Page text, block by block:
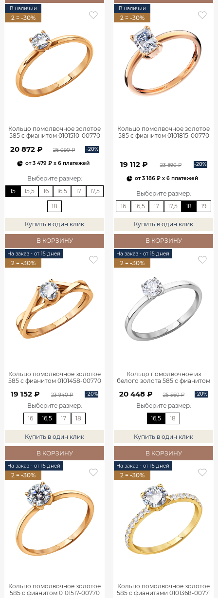
В наличии
2 = -30%
Кольцо помолвочное золотое
585 с фианитом 0101510-00770
20 872 ₽ 26 090 ₽ -20%
от3 479 ₽ x 6 платежей
Выберите размер:
15
15,5 16 16,5 17 17,5
18
Купить в один клик
В КОРЗИНУ
В наличии
2 = -30%
Кольцо помолвочное золотое
585 с фианитом 0101815-00770
19 112 ₽ 23 890 ₽ -20%
от3 186 ₽ x 6 платежей
Выберите размер:
16
16,5 17 17,5 18 19
Купить в один клик
В КОРЗИНУ
На заказ - от 15 дней
2 = -30%
Кольцо помолвочное золотое
585 с фианитом 0101458-00770
19 152 ₽ 23 940 ₽ -20%
Выберите размер:
16
16,5 17 18
Купить в один клик
В КОРЗИНУ
На заказ - от 15 дней
2 = -30%
Кольцо помолвочное из
белого золота 585 с фианитом
20 448 ₽ 25 560 ₽ -20%
Выберите размер:
16,5
18
Купить в один клик
В КОРЗИНУ
На заказ - от 15 дней
2 = -30%
Кольцо помолвочное золотое
585 с фианитом 0101517-00770
На заказ - от 15 дней
2 = -30%
Кольцо помолвочное золотое
585 с фианитами 0101368-00771